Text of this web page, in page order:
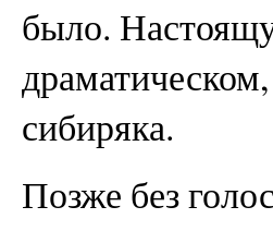
было.
сибиряка.
Позже без